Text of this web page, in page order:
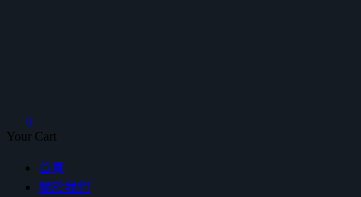
0
Your Cart
首頁
關於我們